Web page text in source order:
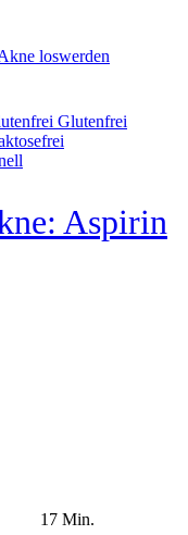
Glutenfrei
Aspirin
17 Min.